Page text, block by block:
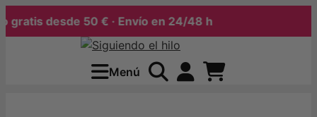
desde 50 € · Envío en 24/48 h
Menú